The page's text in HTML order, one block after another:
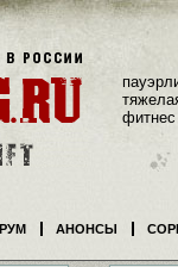
фитнес
АНОНСЫ